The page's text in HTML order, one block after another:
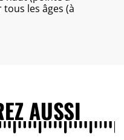
les âges (à
AUSSI